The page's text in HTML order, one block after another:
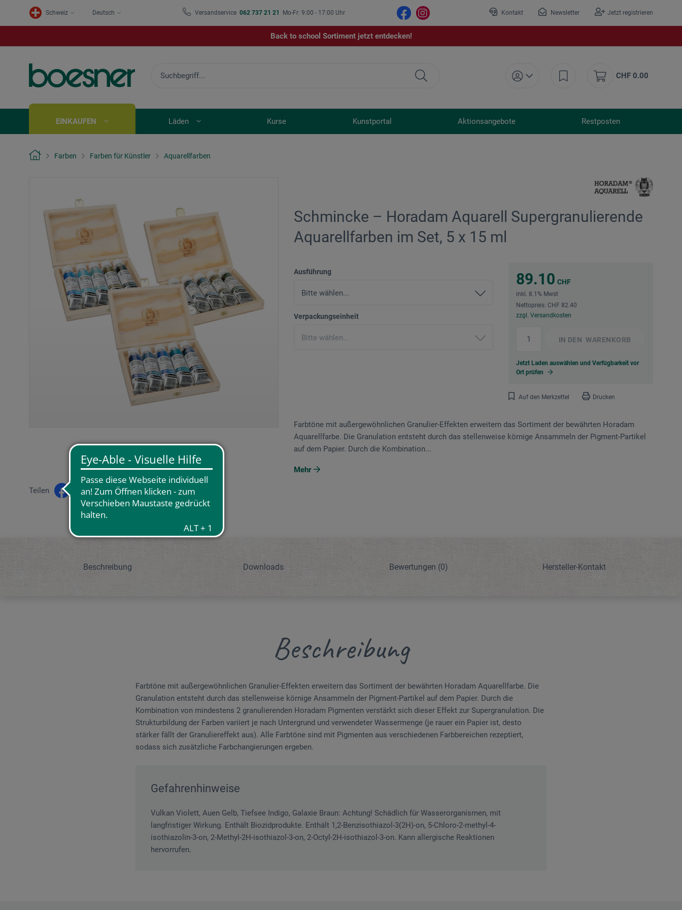
Schweiz Deutsch Versandservice 062 737 21 21 Mo-Fr: 9:00 - 17:00 Uhr Kontakt Newsletter Jetzt registrieren
Back to school Sortiment jetzt entdecken!
CHF 0.00
EINKAUFEN Läden Kurse Kunstportal Aktionsangebote Restposten
Farben Farben für Künstler Aquarellfarben
Schmincke – Horadam Aquarell Supergranulierende
Aquarellfarben im Set, 5 x 15 ml
Ausführung
Verpackungseinheit
89.10 CHF
inkl. 8.1% Mwst
Nettopreis: CHF 82.40
zzgl. Versandkosten
IN DEN WARENKORB
Jetzt Laden auswählen und Verfügbarkeit vor
Ort prüfen
Auf den Merkzettel Drucken
Teilen
Farbtöne mit außergewöhnlichen Granulier-Effekten erweitern das Sortiment der bewährten Horadam
Aquarellfarbe. Die Granulation entsteht durch das stellenweise körnige Ansammeln der Pigment-Partikel
auf dem Papier. Durch die Kombination...
Mehr
Beschreibung Downloads Bewertungen (0) Hersteller-Kontakt
Beschreibung
Farbtöne mit außergewöhnlichen Granulier-Effekten erweitern das Sortiment der bewährten Horadam Aquarellfarbe. Die
Granulation entsteht durch das stellenweise körnige Ansammeln der Pigment-Partikel auf dem Papier. Durch die
Kombination von mindestens 2 granulierenden Horadam Pigmenten verstärkt sich dieser Effekt zur Supergranulation. Die
Strukturbildung der Farben variiert je nach Untergrund und verwendeter Wassermenge (je rauer ein Papier ist, desto
stärker fällt der Granuliereffekt aus). Alle Farbtöne sind mit Pigmenten aus verschiedenen Farbbereichen rezeptiert,
sodass sich zusätzliche Farbchangierungen ergeben.
Gefahrenhinweise
Vulkan Violett, Auen Gelb, Tiefsee Indigo, Galaxie Braun: Achtung! Schädlich für Wasserorganismen, mit
langfristiger Wirkung. Enthält Biozidprodukte. Enthält 1,2-Benzisothiazol-3(2H)-on, 5-Chloro-2-methyl-4-
isothiazolin-3-on, 2-Methyl-2H-isothiazol-3-on, 2-Octyl-2H-isothiazol-3-on. Kann allergische Reaktionen
hervorrufen.